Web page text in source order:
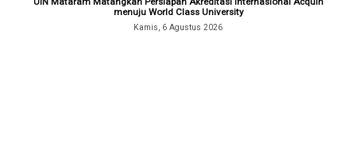
menuju World Class University
Kamis, 6 Agustus 2026